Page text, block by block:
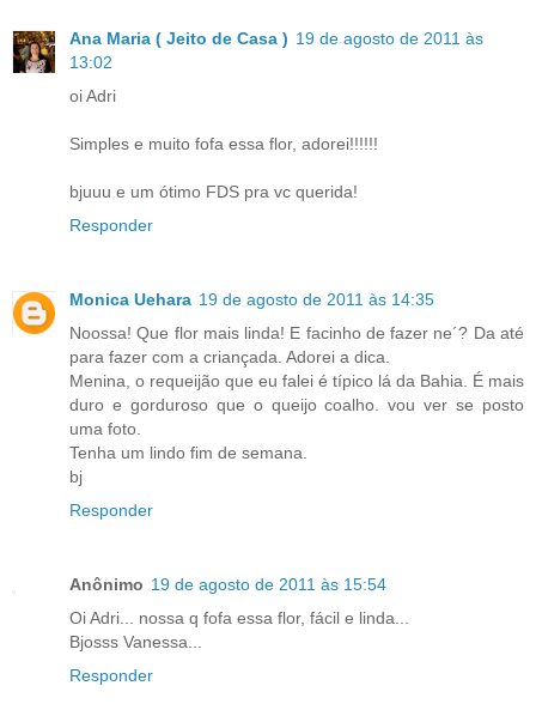
Ana Maria ( Jeito de Casa ) 19 de agosto de 2011 às
13:02
oi Adri
Simples e muito fofa essa flor, adorei!!!!!!
bjuuu e um ótimo FDS pra vc querida!
Responder
Monica Uehara 19 de agosto de 2011 às 14:35
Noossa! Que flor mais linda! E facinho de fazer ne´? Da até
para fazer com a criançada. Adorei a dica.
Menina, o requeijão que eu falei é típico lá da Bahia. É mais
duro e gorduroso que o queijo coalho. vou ver se posto
uma foto.
Tenha um lindo fim de semana.
bj
Responder
Anônimo 19 de agosto de 2011 às 15:54
Oi Adri... nossa q fofa essa flor, fácil e linda...
Bjosss Vanessa...
Responder